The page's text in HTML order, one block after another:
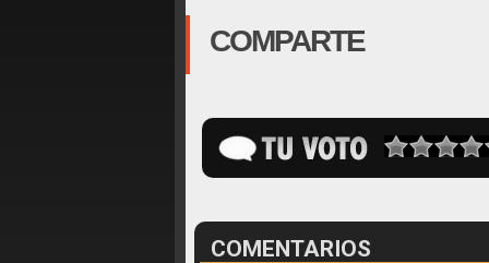
COMPARTE
COMENTARIOS